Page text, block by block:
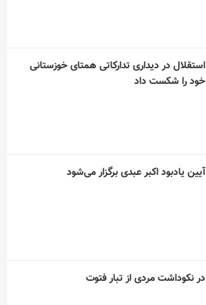
استقلال در دیداری تدارکاتی همتای خوزستانی
خود را شکست داد
آیین یادبود اکبر عبدی برگزار می‌شود
در نکوداشت مردی از تبار فتوت